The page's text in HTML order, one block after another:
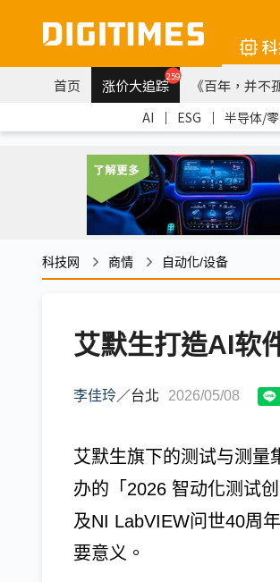
首页 涨价大追踪259 《百年，并不
AI ｜ ESG ｜ 半导体/
科技网 商情 自动化/设备
艾默生打造AI软
李佳玲／台北 2026/05/08
艾默生旗下的测试与测量
办的「2026 智动化测试
及NI LabVIEW问世40周
要意义。